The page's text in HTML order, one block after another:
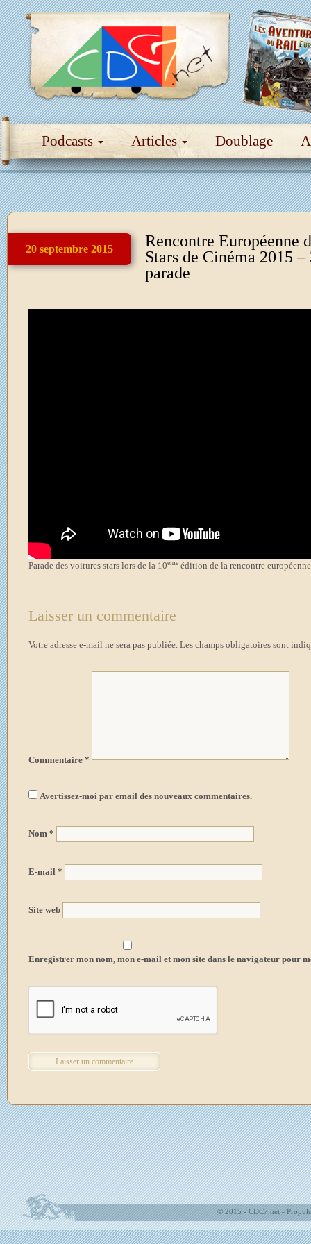
Podcasts Articles Doublage
20 septembre 2015
Rencontre Européenne
Stars de Cinéma 2015
parade
Parade des voitures stars lors de la 10ème édition de la rencontre
Laisser un commentaire
Votre adresse e-mail ne sera pas publiée. Les champs obligatoires sont
Commentaire *
Avertissez-moi par email des nouveaux commentaires.
Nom *
E-mail *
Site web
Enregistrer mon nom, mon e-mail et mon site dans le navigateur pour
© 2015 - CDC7.net -